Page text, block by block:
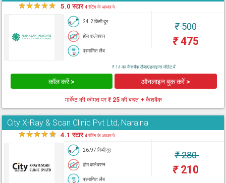
★★★★★ 5.0 स्टार4 रेटिंग के आधार पे
24.2 किमी दूर
होम कलेक्शन
प्रमाणित लैब
₹500
₹475
₹ 14 का कैशबैक लैब्सएडवाइजर वॉलेट में
कॉल करें > ऑनलाइन बुक करें >
मार्केट की कीमत पर₹ 25 की बचत + कैशबैक
City X-Ray & Scan Clinic Pvt Ltd, Naraina
★★★★★ 4.1 स्टार4 रेटिंग के आधार पे
26.97 किमी दूर
होम कलेक्शन
प्रमाणित लैब
₹280
₹210